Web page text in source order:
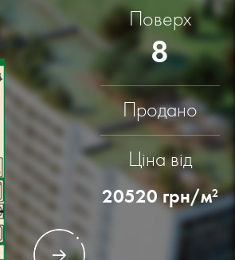
Поверх
8
Продано
Ціна від
20520грн/м2